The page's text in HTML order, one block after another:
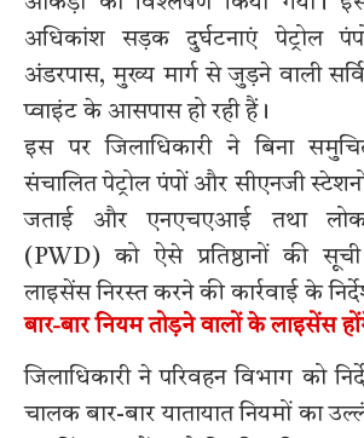
अधिकांश सड़क दुर्घटनाएं पेट्रोल
अंडरपास, मुख्य मार्ग से जुड़ने वाली
प्वाइंट के आसपास हो रही हैं।
इस पर जिलाधिकारी ने बिना
संचालित पेट्रोल पंपों और सीएनजी
जताई और एनएचएआई तथा लोक
(PWD) को ऐसे प्रतिष्ठानों की
लाइसेंस निरस्त करने की कार्रवाई के
बार-बार नियम तोड़ने वालों के लाइसेंस
जिलाधिकारी ने परिवहन विभाग को
चालक बार-बार यातायात नियमों का